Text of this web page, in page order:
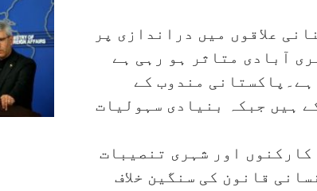
علاقوں میں دراندازی پر
آبادی متاثر ہو رہی ہے
مندوب کے
ہیں جبکہ بنیادی سہولیات
اور شہری تنصیبات
قانون کی سنگین خلاف